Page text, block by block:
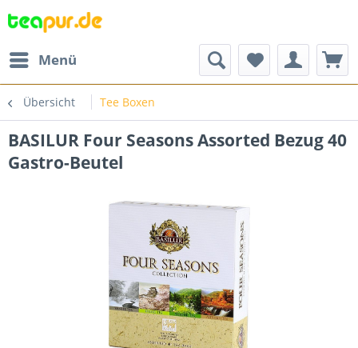
Menü
Übersicht Tee Boxen
BASILUR Four Seasons Assorted Bezug 40
Gastro-Beutel